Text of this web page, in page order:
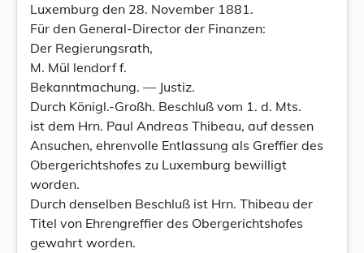
Luxemburg den 28. November 1881.
Für den General-Director der Finanzen:
Der Regierungsrath,
M. Mül lendorf f.
Bekanntmachung. — Justiz.
Durch Königl.-Großh. Beschluß vom 1. d. Mts.
ist dem Hrn. Paul Andreas Thibeau, auf dessen
Ansuchen, ehrenvolle Entlassung als Greffier des
Obergerichtshofes zu Luxemburg bewilligt
worden.
Durch denselben Beschluß ist Hrn. Thibeau der
Titel von Ehrengreffier des Obergerichtshofes
gewahrt worden.